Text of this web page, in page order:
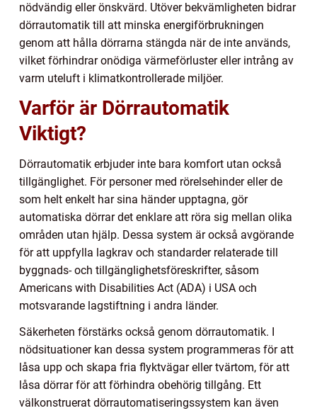
nödvändig eller önskvärd. Utöver bekvämligheten bidrar
dörrautomatik till att minska energiförbrukningen
genom att hålla dörrarna stängda när de inte används,
vilket förhindrar onödiga värmeförluster eller intrång av
varm uteluft i klimatkontrollerade miljöer.
Varför är Dörrautomatik
Viktigt?
Dörrautomatik erbjuder inte bara komfort utan också
tillgänglighet. För personer med rörelsehinder eller de
som helt enkelt har sina händer upptagna, gör
automatiska dörrar det enklare att röra sig mellan olika
områden utan hjälp. Dessa system är också avgörande
för att uppfylla lagkrav och standarder relaterade till
byggnads- och tillgänglighetsföreskrifter, såsom
Americans with Disabilities Act (ADA) i USA och
motsvarande lagstiftning i andra länder.
Säkerheten förstärks också genom dörrautomatik. I
nödsituationer kan dessa system programmeras för att
låsa upp och skapa fria flyktvägar eller tvärtom, för att
låsa dörrar för att förhindra obehörig tillgång. Ett
välkonstruerat dörrautomatiseringssystem kan även